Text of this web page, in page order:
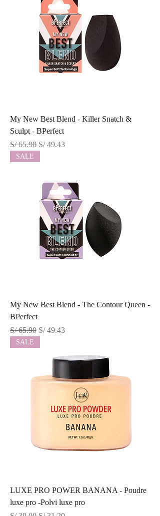
My New Best Blend - Killer Snatch &
Sculpt - BPerfect
Precio
S/ 65.90 Precio de oferta
S/ 49.43
SALE
My New Best Blend - The Contour Queen -
BPerfect
Precio
S/ 65.90 Precio de oferta
S/ 49.43
SALE
LUXE PRO POWER BANANA - Poudre
luxe pro -Polvi luxe pro